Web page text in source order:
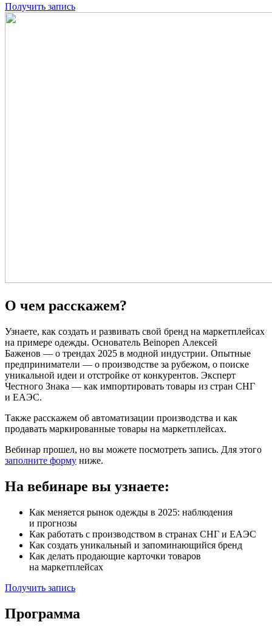
Получить запись
О чем расскажем?
Узнаете, как создать и развивать свой бренд на маркетплейсах
на примере одежды. Основатель Beinopen Алексей
Баженов — о трендах 2025 в модной индустрии. Опытные
предприниматели — о производстве за рубежом, о поиске
уникальной идеи и отстройке от конкурентов. Эксперт
Честного Знака — как импортировать товары из стран СНГ
и ЕАЭС.
Также расскажем об автоматизации производства и как
продавать маркированные товары на маркетплейсах.
Вебинар прошел, но вы можете посмотреть запись. Для этого
заполните форму ниже.
На вебинаре вы узнаете:
Как меняется рынок одежды в 2025: наблюдения
и прогнозы
Как работать с производством в странах СНГ и ЕАЭС
Как создать уникальный и запоминающийся бренд
Как делать продающие карточки товаров
на маркетплейсах
Получить запись
Программа